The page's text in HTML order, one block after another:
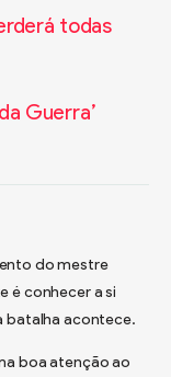
todas
Guerra’
do mestre
é conhecer a si
batalha acontece.
boa atenção ao